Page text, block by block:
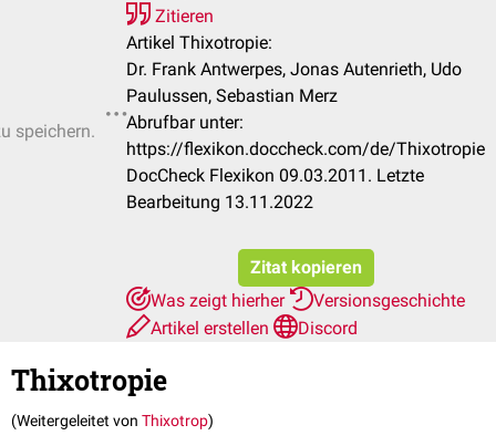
speichern.
Zitieren
Artikel Thixotropie:
Dr. Frank Antwerpes, Jonas Autenrieth, Udo
Paulussen, Sebastian Merz
Abrufbar unter:
https://flexikon.doccheck.com/de/Thixotropie
DocCheck Flexikon 09.03.2011. Letzte
Bearbeitung 13.11.2022
Zitat kopieren
Was zeigt hierher
Versionsgeschichte
Artikel erstellen
Discord
Thixotropie
(Weitergeleitet von Thixotrop)